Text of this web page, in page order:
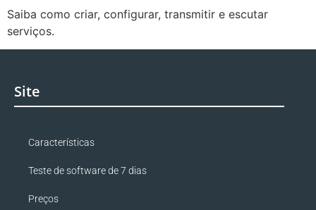
Saiba como criar, configurar, transmitir e escutar
serviços.
Site
Características
Teste de software de 7 dias
Preços